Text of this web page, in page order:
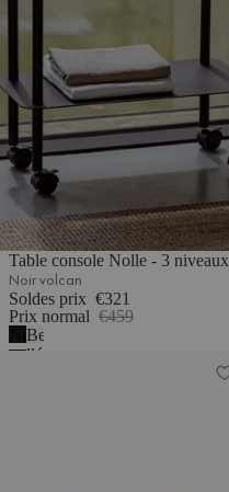
Table console Nolle - 3 niveaux
Noir volcan
Soldes prix €321
Prix normal €459
Noir
volcan
Beige
désertique